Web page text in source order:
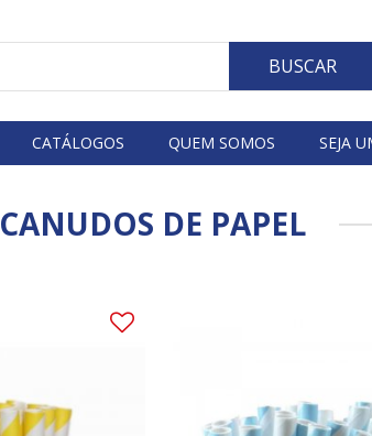
BUSCAR
CATÁLOGOS QUEM SOMOS SEJA
CANUDOS DE PAPEL